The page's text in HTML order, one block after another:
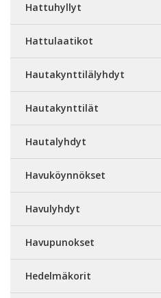
Hattuhyllyt
Hattulaatikot
Hautakynttilälyhdyt
Hautakynttilät
Hautalyhdyt
Havuköynnökset
Havulyhdyt
Havupunokset
Hedelmäkorit